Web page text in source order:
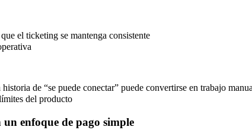
el ticketing se mantenga consistente
de “se puede conectar” puede convertirse en trabajo
del producto
enfoque de pago simple